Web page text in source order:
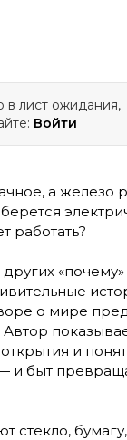
в лист ожидания,
Войти
а железо
работать?
о мире
Автор
и
и быт
стекло,